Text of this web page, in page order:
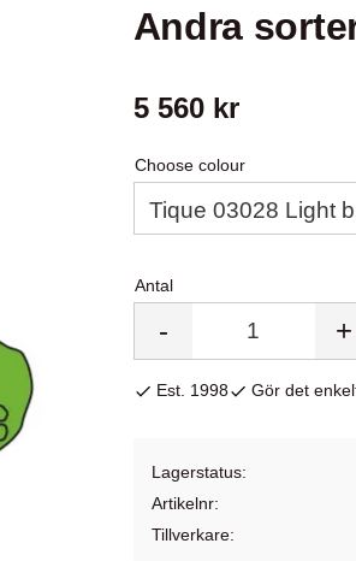
Andra
5 560kr
Choose colour
Antal
+
-
Est. 1998 Gör det
Lagerstatus
Artikelnr
Tillverkare